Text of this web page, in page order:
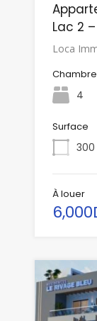
Lac 2
Loca
4
Surface
300
À louer